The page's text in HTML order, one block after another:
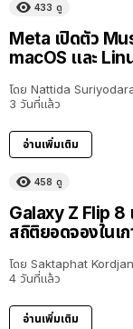
433 ดู
Meta เปิดตัว
macOS และ
โดย Nattida
3 วันที่แล้ว
อ่านเพิ่มเติม
458 ดู
Galaxy Z Flip 8
สถิติยอดจองในเก
โดย Saktaphat Kordjan
4 วันที่แล้ว
อ่านเพิ่มเติม